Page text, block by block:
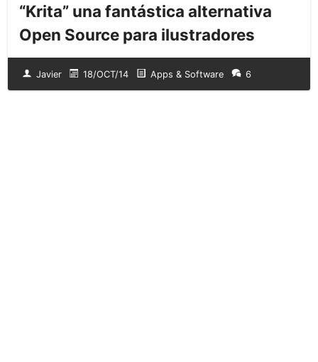
“Krita” una fantástica alternativa
Open Source para ilustradores
Javier 18/OCT/14 Apps & Software 6